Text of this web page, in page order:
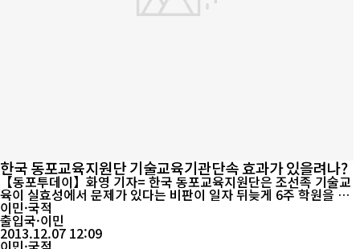
한국 동포교육지원단 기술교육기관단속 효과가 있을려나?
【동포투데이】화영 기자= 한국 동포교육지원단은 조선족 기술교
육이 실효성에서 문제가 있다는 비판이 일자 뒤늦게 6주 학원을 중
심으로 한 기술교육기관에 대한 방문단속을 실시해 구설수에 올랐
다. "소 잃고 외양간 고치는"격이지 근본문제 해결에는 전혀 도움이
되지 않는다는 지적이고 보면 단속이라도 해야 책임을 면하기 위한
이민·국적
출입국·이민
2013.12.07 12:09